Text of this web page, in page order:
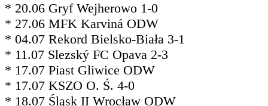
* 20.06 Gryf Wejherowo 1-0
* 27.06 MFK Karviná ODW
* 04.07 Rekord Bielsko-Biała 3-1
* 11.07 Slezský FC Opava 2-3
* 17.07 Piast Gliwice ODW
* 17.07 KSZO O. Ś. 4-0
* 18.07 Śląsk II Wrocław ODW